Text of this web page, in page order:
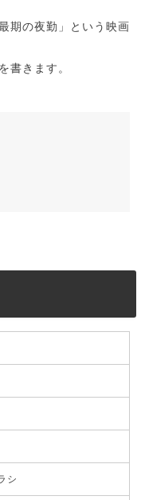
期の夜勤」という映画
書きます。
シ